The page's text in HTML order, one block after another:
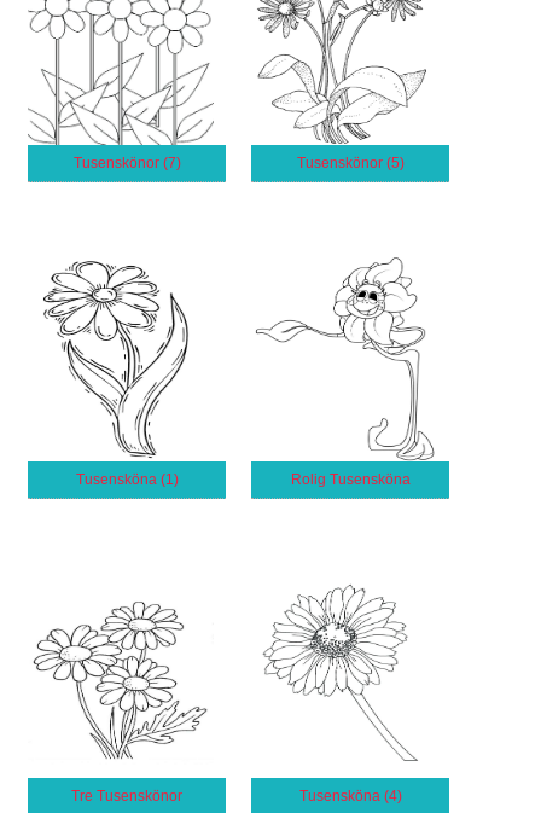
Tusenskönor (7) Tusenskönor (5)
Tusensköna (1) Rolig Tusensköna
Tre Tusenskönor Tusensköna (4)